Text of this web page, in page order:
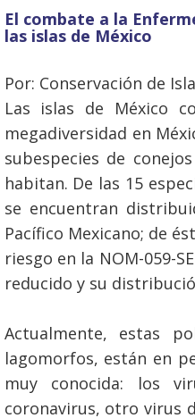
El combate a la
las islas de México
Por: Conservación de
Las islas de México
megadiversidad en
subespecies de
habitan. De las 15
se encuentran
Pacífico Mexicano; de
riesgo en la NOM-059-
reducido y su
Actualmente, estas
lagomorfos, están en
muy conocida: los
coronavirus, otro virus